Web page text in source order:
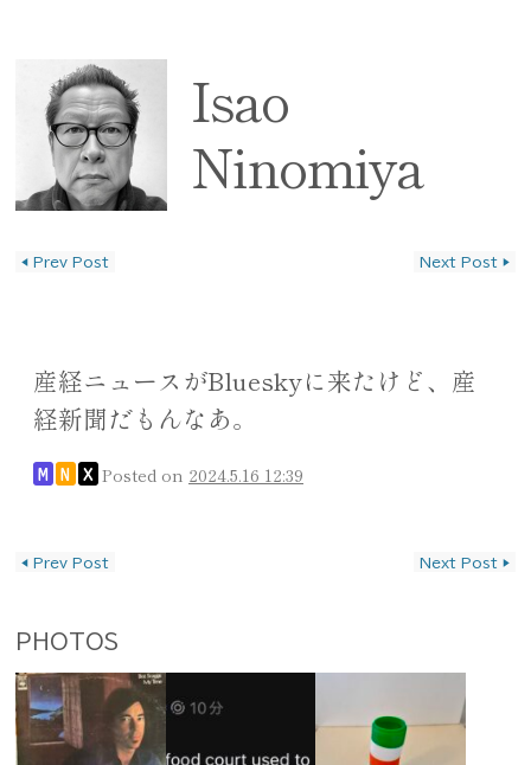
Isao
Ninomiya
◀ Prev Post Next Post ▶
産経ニュースがBlueskyに来たけど、産
経新聞だもんなあ。
M N X Posted on 2024.5.16 12:39
◀ Prev Post Next Post ▶
PHOTOS